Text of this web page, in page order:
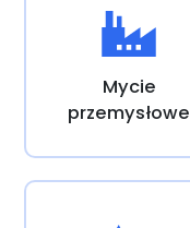
Mycie
przemysłowe